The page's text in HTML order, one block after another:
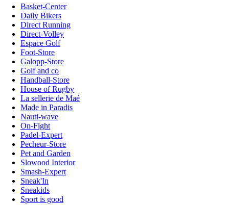
Basket-Center
Daily Bikers
Direct Running
Direct-Volley
Espace Golf
Foot-Store
Galopp-Store
Golf and co
Handball-Store
House of Rugby
La sellerie de Maé
Made in Paradis
Nauti-wave
On-Fight
Padel-Expert
Pecheur-Store
Pet and Garden
Slowood Interior
Smash-Expert
Sneak'In
Sneakids
Sport is good